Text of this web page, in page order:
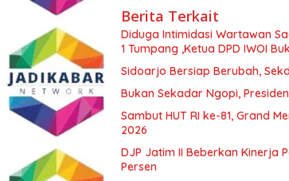
Berita Terkait
Diduga Intimidasi Wartawan
1 Tumpang ,Ketua DPD IWOI
Sidoarjo Bersiap Berubah,
Bukan Sekadar Ngopi,
Sambut HUT RI ke-81, Grand
2026
DJP Jatim II Beberkan Kinerja
Persen